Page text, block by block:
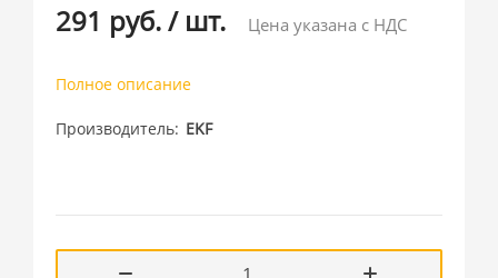
291 руб./ шт. Цена указана с НДС
Полное описание
Производитель EKF